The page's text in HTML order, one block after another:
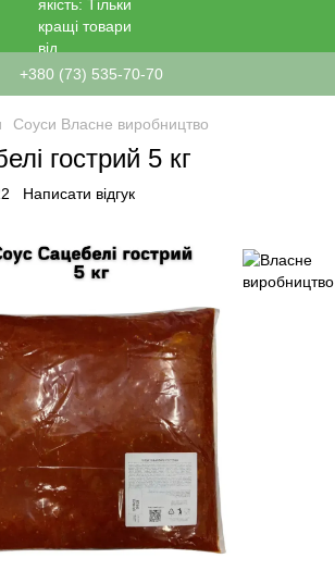
+380 (73) 535-70-70
Соуси Власне виробництво
гострий 5 кг
Написати відгук